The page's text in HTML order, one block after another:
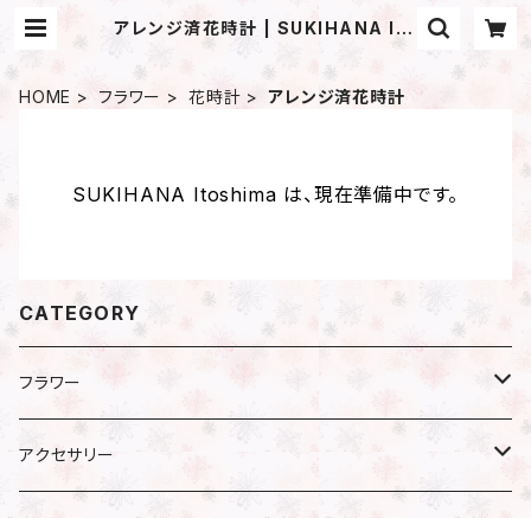
アレンジ済花時計 | SUKIHANA Ito
HOME フラワー 花時計 アレンジ済花時計
SUKIHANA Itoshima は、現在準備中です。
CATEGORY
フラワー
プリザーブドフラワー
アクセサリー